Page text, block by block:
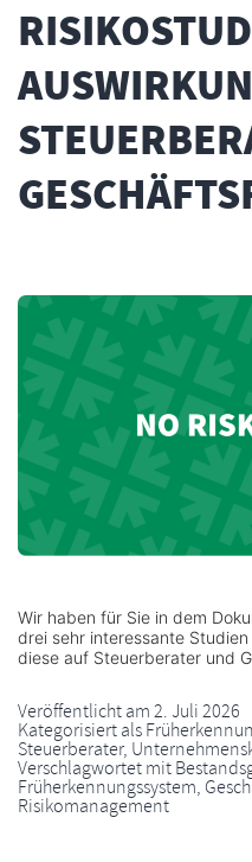
Wir haben für Sie in dem
drei sehr interessante
diese auf Steuerberater und
Veröffentlicht am2. Juli 2026
Kategorisiert als
Steuerberater,
Verschlagwortet mit
Früherkennungssystem,
Risikomanagement